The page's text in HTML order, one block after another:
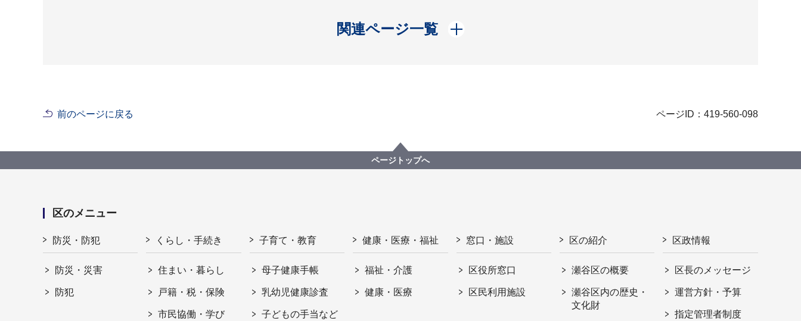
関連ページ一覧
開く
前のページに戻る ページID：419-560-098
ページトップへ
区のメニュー
防災・防犯
防災・災害
防犯
くらし・手続き
住まい・暮らし
戸籍・税・保険
市民協働・学び
子育て・教育
母子健康手帳
乳幼児健康診査
子どもの手当など
健康・医療・福祉
福祉・介護
健康・医療
窓口・施設
区役所窓口
区民利用施設
区の紹介
瀬谷区の概要
瀬谷区内の歴史・
文化財
区政情報
区長のメッセージ
運営方針・予算
指定管理者制度